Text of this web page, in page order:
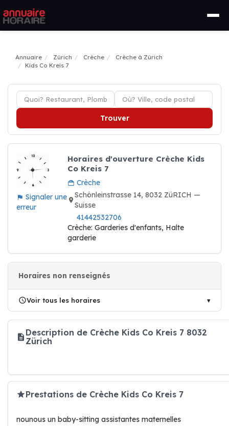
Annuaire Zürich Crèche
Crèche à Zürich
Kids Co Kreis 7
Trouver
Signaler une
erreur
Horaires d'ouverture Crèche Kids
Co Kreis 7
Crèche
Schönleinstrasse 14, 8032 ZüRICH —
Suisse
41442532706
Crèche: Garderies d'enfants, Halte
garderie
Horaires non renseignés
Voir tous les horaires
Description de Crèche Kids Co Kreis 7 8032
Zürich
Prestations de Crèche Kids Co Kreis 7
nounous un baby-sitting assistantes maternelles